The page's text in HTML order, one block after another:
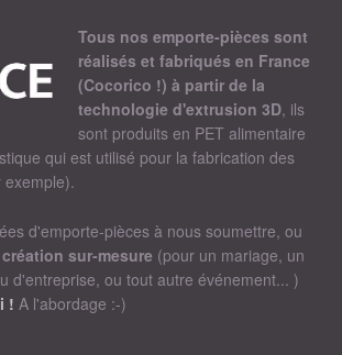
Tous nos emporte-pièces sont
réalisés et fabriqués en France
(Cocorico !) à partir de la
technologie d'extrusion 3D, ils
sont produits en PET alimentaire
qui est utilisé pour la fabrication des
exemple).
d'emporte-pièces à nous soumettre, ou
sur-mesure (pour un mariage, un
d'entreprise, ou tout autre événement... )
! A l'abordage :-)